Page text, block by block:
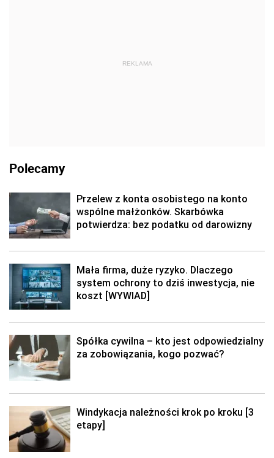
REKLAMA
Polecamy
Przelew z konta osobistego na konto
wspólne małżonków. Skarbówka
potwierdza: bez podatku od darowizny
Mała firma, duże ryzyko. Dlaczego
system ochrony to dziś inwestycja, nie
koszt [WYWIAD]
Spółka cywilna – kto jest odpowiedzialny
za zobowiązania, kogo pozwać?
Windykacja należności krok po kroku [3
etapy]